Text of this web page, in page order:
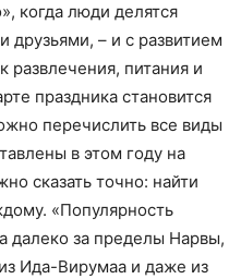
когда люди делятся
друзьями, – и с развитием
развлечения, питания и
праздника становится
перечислить все виды
в этом году на
сказать точно: найти
«Популярность
за пределы Нарвы,
Ида-Вирумаа и даже из